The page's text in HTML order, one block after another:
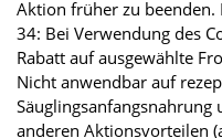
Aktion früher zu beenden.
34: Bei Verwendung des
Rabatt auf ausgewählte
Nicht anwendbar auf
anderen Aktionsvorteilen